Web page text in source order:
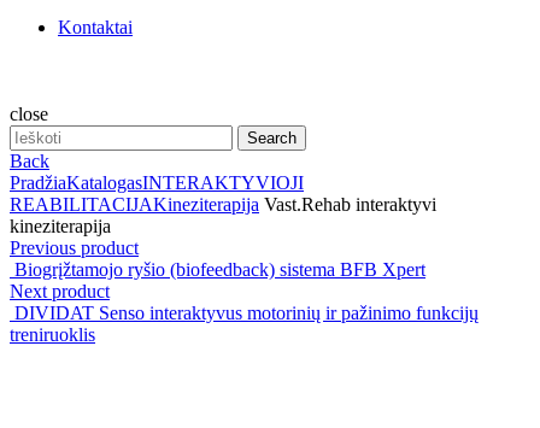
Kontaktai
close
Search
for:
Search
Back
PradžiaKatalogasINTERAKTYVIOJI
REABILITACIJAKineziterapija Vast.Rehab interaktyvi
kineziterapija
Previous product
Biogrįžtamojo ryšio (biofeedback) sistema BFB Xpert
Next product
DIVIDAT Senso interaktyvus motorinių ir pažinimo funkcijų
treniruoklis